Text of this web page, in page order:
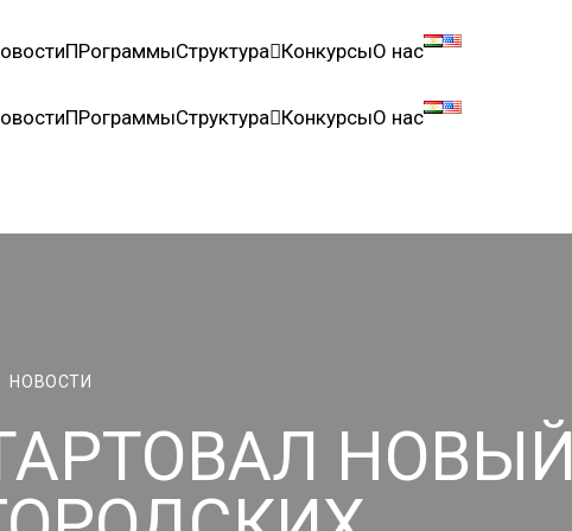
ПРограммыСтруктура КонкурсыО нас
ПРограммыСтруктура КонкурсыО нас
НОВОСТИ
НОВЫЙ